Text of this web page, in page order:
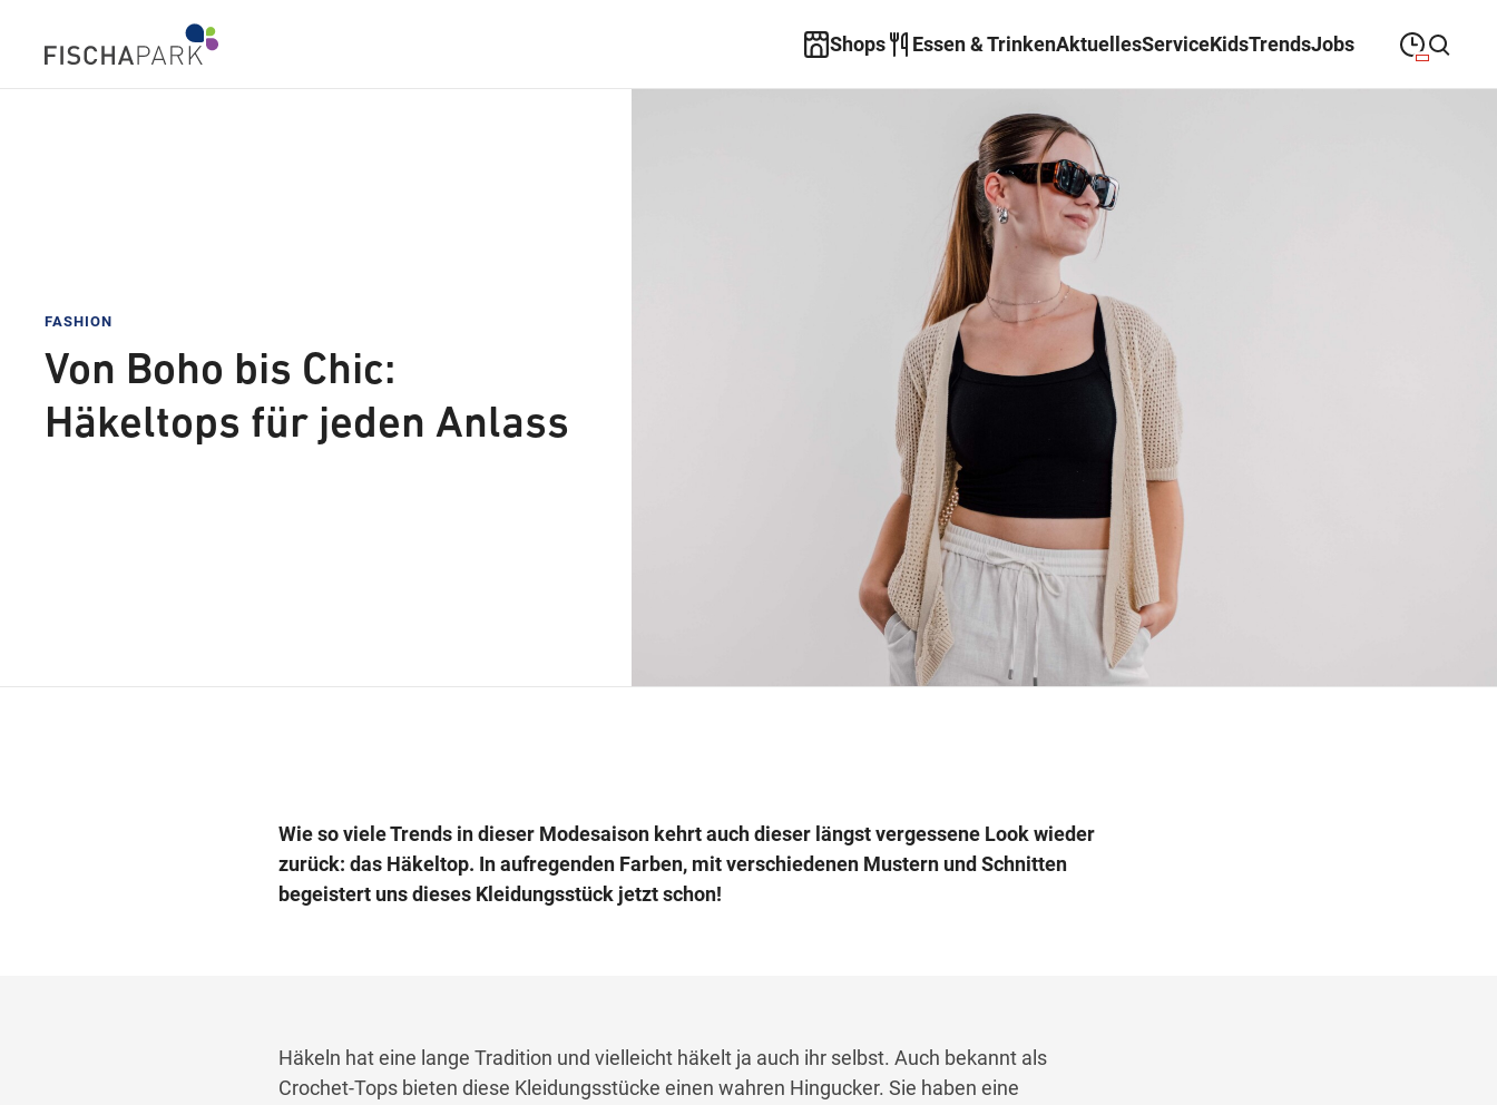
Shops Essen & TrinkenAktuellesServiceKidsTrendsJobs
Suche schließen
FASHION
Von Boho bis Chic:
Häkeltops für jeden Anlass
Wie so viele Trends in dieser Modesaison kehrt auch dieser längst vergessene Look wieder
zurück: das Häkeltop. In aufregenden Farben, mit verschiedenen Mustern und Schnitten
begeistert uns dieses Kleidungsstück jetzt schon!
Häkeln hat eine lange Tradition und vielleicht häkelt ja auch ihr selbst. Auch bekannt als
Crochet-Tops bieten diese Kleidungsstücke einen wahren Hingucker. Sie haben eine